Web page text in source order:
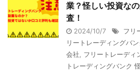
業？怪しい投資な
査！
2024/10/7 フリ
リートレーディングバ
会社
フリートレーディ
トレーディングバンク